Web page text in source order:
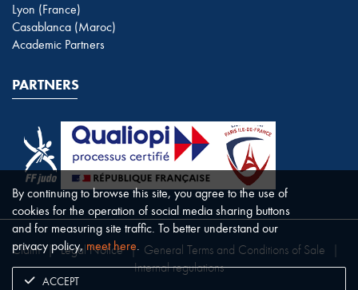
Lyon (France)
Casablanca (Maroc)
Academic Partners
PARTNERS
Claim | Legal Notice | General Terms and Conditions of Sale
Internal regulations
By continuing to browse this site, you agree to the use of
cookies for the operation of social media sharing buttons
and for measuring site traffic. To better understand our
privacy policy,meet here.
ACCEPT